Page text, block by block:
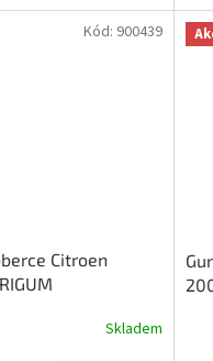
Citroen
Skladem
Kód: 900439